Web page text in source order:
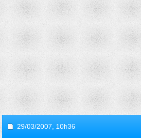
29/03/2007, 10h36